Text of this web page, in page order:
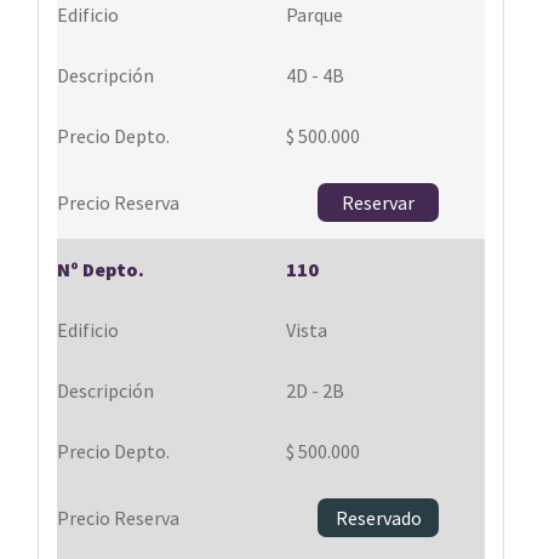
Parque
4D - 4B
$ 500.000
Reservar
110
Vista
2D - 2B
$ 500.000
Reservado